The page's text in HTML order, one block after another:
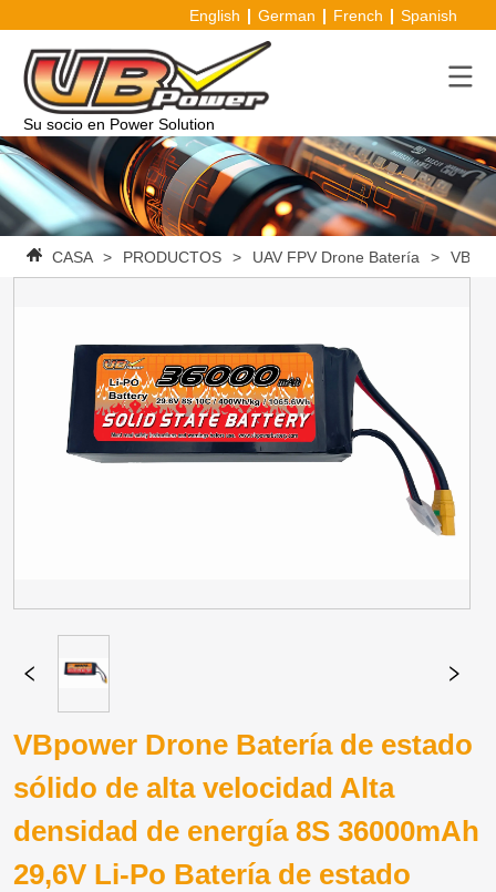
English German French Spanish
Su socio en Power Solution
CASA > PRODUCTOS > UAV FPV Drone Batería >
VBpower Drone Batería de estado
sólido de alta velocidad Alta
densidad de energía 8S 36000mAh
29,6V Li-Po Batería de estado